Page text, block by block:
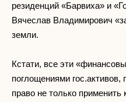
резиденций «Барвиха» и
Вячеслав Владимирович
земли.
Кстати, все эти
поглощениями
право не только